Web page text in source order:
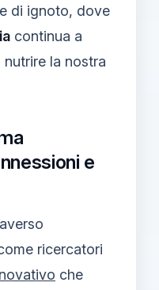
di ignoto, dove
continua a
la nostra
e
ricercatori
che